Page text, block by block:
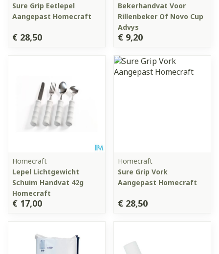
Sure Grip Eetlepel
Aangepast Homecraft
€ 28,50
Bekerhandvat Voor
Rillenbeker Of Novo Cup
Advys
€ 9,20
Homecraft
Lepel Lichtgewicht
Schuim Handvat 42g
Homecraft
€ 17,00
Homecraft
Sure Grip Vork
Aangepast Homecraft
€ 28,50